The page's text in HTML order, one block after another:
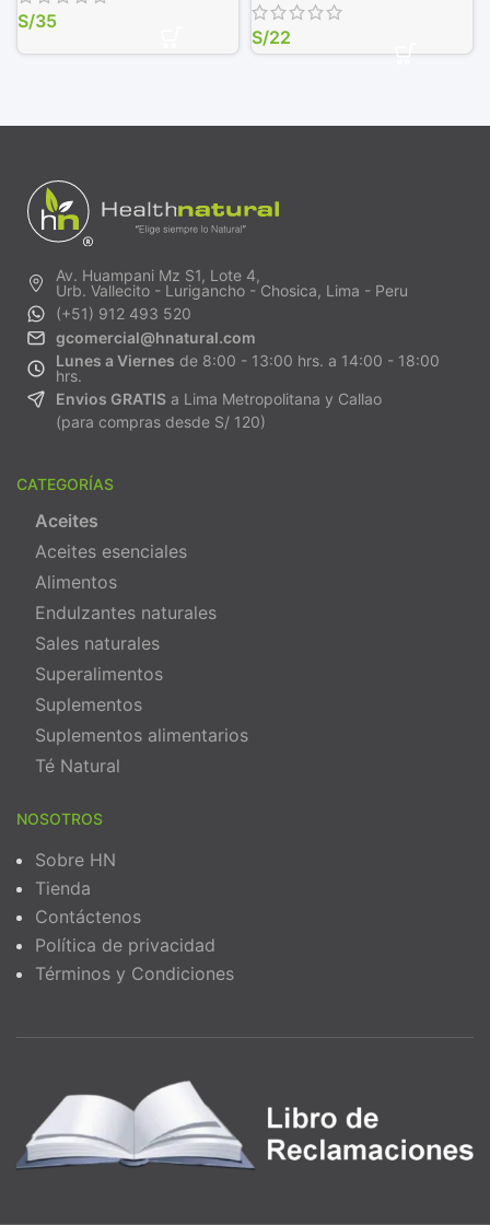
S/35
S/22
Av. Huampani Mz S1, Lote 4,
Urb. Vallecito - Lurigancho - Chosica, Lima - Peru
(+51) 912 493 520
gcomercial@hnatural.com
Lunes a Viernes de 8:00 - 13:00 hrs. a 14:00 - 18:00
hrs.
Envios GRATIS a Lima Metropolitana y Callao
(para compras desde S/ 120)
CATEGORÍAS
Aceites
Aceites esenciales
Alimentos
Endulzantes naturales
Sales naturales
Superalimentos
Suplementos
Suplementos alimentarios
Té Natural
NOSOTROS
Sobre HN
Tienda
Contáctenos
Política de privacidad
Términos y Condiciones